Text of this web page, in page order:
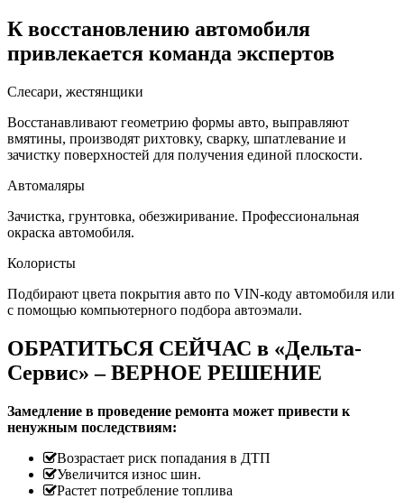
К восстановлению автомобиля
привлекается команда экспертов
Слесари, жестянщики
Восстанавливают геометрию формы авто, выправляют
вмятины, производят рихтовку, сварку, шпатлевание и
зачистку поверхностей для получения единой плоскости.
Автомаляры
Зачистка, грунтовка, обезжиривание. Профессиональная
окраска автомобиля.
Колористы
Подбирают цвета покрытия авто по VIN-коду автомобиля или
с помощью компьютерного подбора автоэмали.
ОБРАТИТЬСЯ СЕЙЧАС в «Дельта-
Сервис» – ВЕРНОЕ РЕШЕНИЕ
Замедление в проведение ремонта может привести к
ненужным последствиям:
Возрастает риск попадания в ДТП
Увеличится износ шин.
Растет потребление топлива